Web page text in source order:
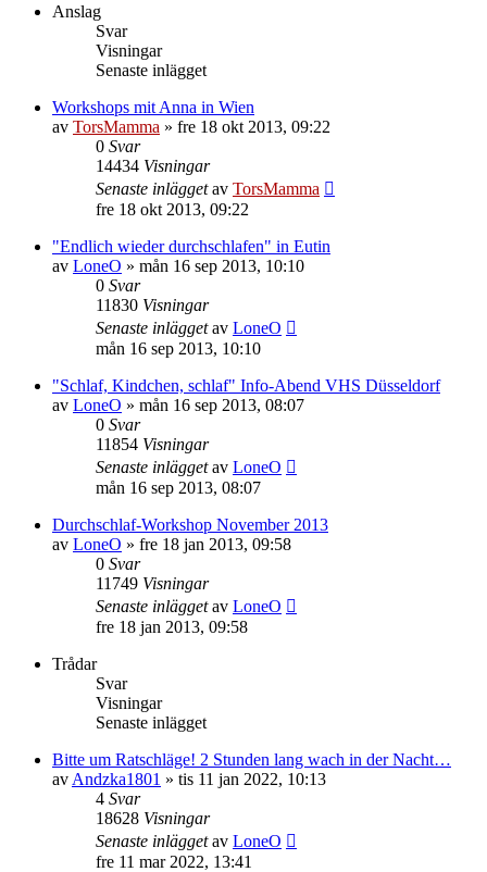
Anslag
Svar
Visningar
Senaste inlägget
Workshops mit Anna in Wien
av TorsMamma » fre 18 okt 2013, 09:22
0 Svar
14434 Visningar
Senaste inläggetav TorsMamma
fre 18 okt 2013, 09:22
"Endlich wieder durchschlafen" in Eutin
av LoneO » mån 16 sep 2013, 10:10
0 Svar
11830 Visningar
Senaste inläggetav LoneO
mån 16 sep 2013, 10:10
"Schlaf, Kindchen, schlaf" Info-Abend VHS Düsseldorf
av LoneO » mån 16 sep 2013, 08:07
0 Svar
11854 Visningar
Senaste inläggetav LoneO
mån 16 sep 2013, 08:07
Durchschlaf-Workshop November 2013
av LoneO » fre 18 jan 2013, 09:58
0 Svar
11749 Visningar
Senaste inläggetav LoneO
fre 18 jan 2013, 09:58
Trådar
Svar
Visningar
Senaste inlägget
Bitte um Ratschläge! 2 Stunden lang wach in der Nacht…
av Andzka1801 » tis 11 jan 2022, 10:13
4 Svar
18628 Visningar
Senaste inläggetav LoneO
fre 11 mar 2022, 13:41